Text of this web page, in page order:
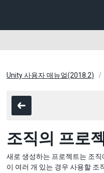
Unity 사용자 매뉴얼(2018.2)
조직의 프로
새로 생성하는 프로젝트는 조
이 여러 개 있는 경우 사용할 조